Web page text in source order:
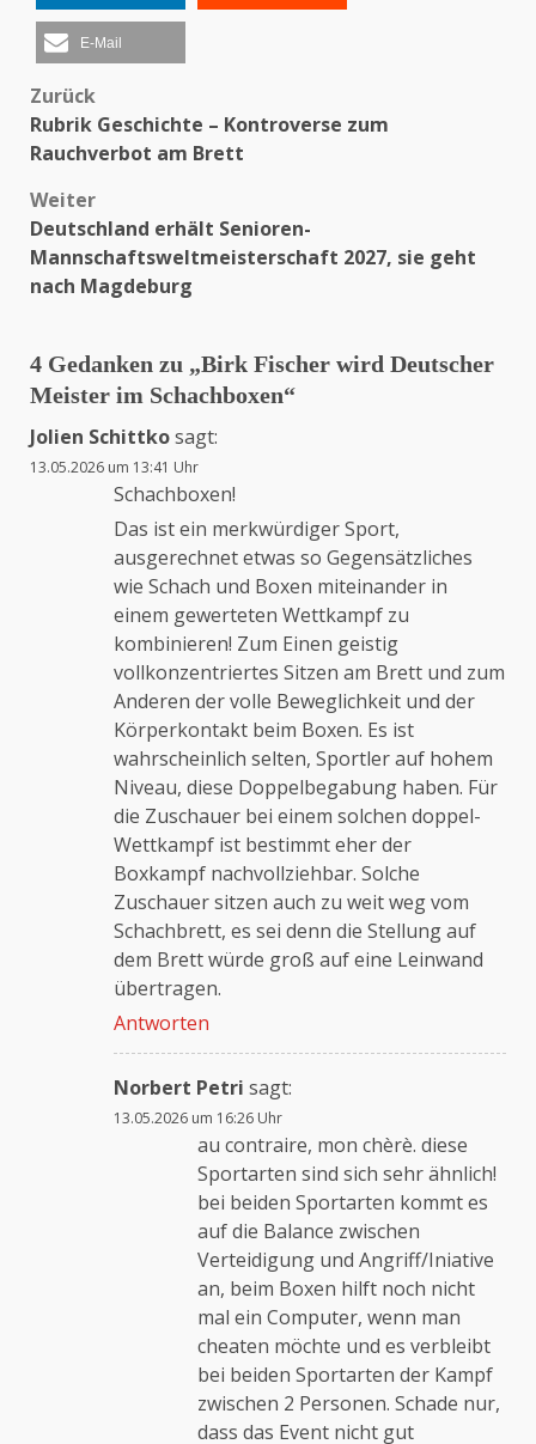
E-Mail
Beitragsnavigation
Zurück
Rubrik Geschichte – Kontroverse zum
Rauchverbot am Brett
Weiter
Deutschland erhält Senioren-
Mannschaftsweltmeisterschaft 2027, sie geht
nach Magdeburg
4 Gedanken zu „Birk Fischer wird Deutscher
Meister im Schachboxen“
Jolien Schittkosagt:
13.05.2026 um 13:41 Uhr
Schachboxen!
Das ist ein merkwürdiger Sport,
ausgerechnet etwas so Gegensätzliches
wie Schach und Boxen miteinander in
einem gewerteten Wettkampf zu
kombinieren! Zum Einen geistig
vollkonzentriertes Sitzen am Brett und zum
Anderen der volle Beweglichkeit und der
Körperkontakt beim Boxen. Es ist
wahrscheinlich selten, Sportler auf hohem
Niveau, diese Doppelbegabung haben. Für
die Zuschauer bei einem solchen doppel-
Wettkampf ist bestimmt eher der
Boxkampf nachvollziehbar. Solche
Zuschauer sitzen auch zu weit weg vom
Schachbrett, es sei denn die Stellung auf
dem Brett würde groß auf eine Leinwand
übertragen.
Antworten
Norbert Petri sagt:
13.05.2026 um 16:26 Uhr
au contraire, mon chèrè. diese
Sportarten sind sich sehr ähnlich!
bei beiden Sportarten kommt es
auf die Balance zwischen
Verteidigung und Angriff/Iniative
an, beim Boxen hilft noch nicht
mal ein Computer, wenn man
cheaten möchte und es verbleibt
bei beiden Sportarten der Kampf
zwischen 2 Personen. Schade nur,
dass das Event nicht gut